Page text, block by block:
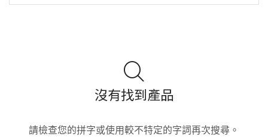
沒有找到產品
請檢查您的拼字或使用較不特定的字詞再次搜尋。